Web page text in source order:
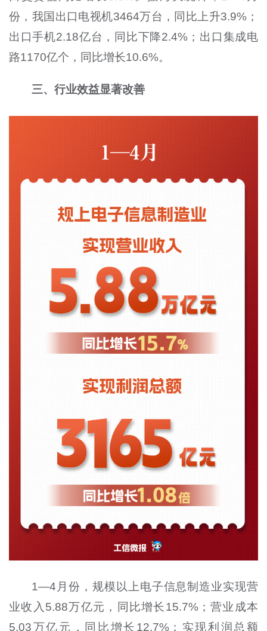
份，我国出口电视机3464万台，同比上升3.9%；
出口手机2.18亿台，同比下降2.4%；出口集成电
路1170亿个，同比增长10.6%。
三、行业效益显著改善
1—4月份，规模以上电子信息制造业实现营
业收入5.88万亿元，同比增长15.7%；营业成本
5.03万亿元，同比增长12.7%；实现利润总额